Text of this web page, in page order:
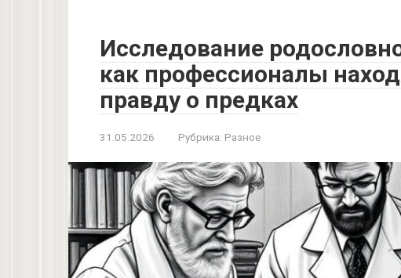
Исследование
как профессионалы
правду о предках
31.05.2026 Рубрика: Разное